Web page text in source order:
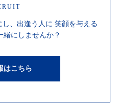
、 出逢う人に 笑顔を与える
緒にしませんか？
はこちら